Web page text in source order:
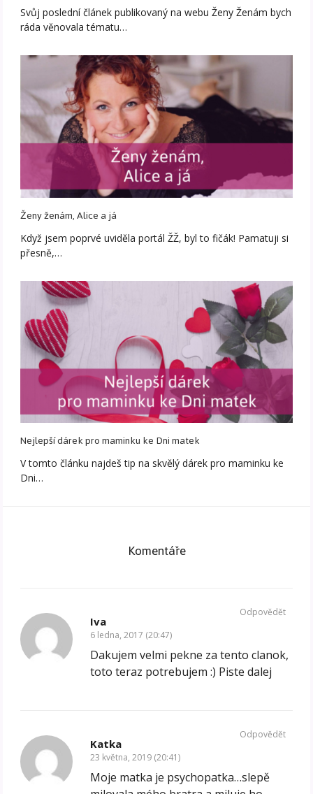
Svůj poslední článek publikovaný na webu Ženy Ženám bych
ráda věnovala tématu…
Ženy ženám, Alice a já
Když jsem poprvé uviděla portál ŽŽ, byl to fičák! Pamatuji si
přesně,…
Nejlepší dárek pro maminku ke Dni matek
V tomto článku najdeš tip na skvělý dárek pro maminku ke
Dni…
Komentáře
Iva
6 ledna, 2017 (20:47)
Dakujem velmi pekne za tento clanok,
toto teraz potrebujem :) Piste dalej
Odpovědět
Katka
23 května, 2019 (20:41)
Moje matka je psychopatka…slepě
Odpovědět